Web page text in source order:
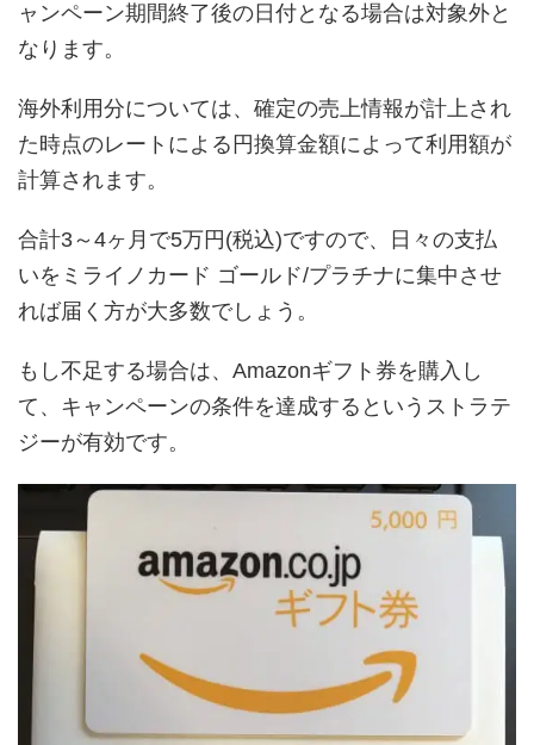
ャンペーン期間終了後の日付となる場合は対象外と
なります。
海外利用分については、確定の売上情報が計上され
た時点のレートによる円換算金額によって利用額が
計算されます。
合計3～4ヶ月で5万円(税込)ですので、日々の支払
いをミライノカード ゴールド/プラチナに集中させ
れば届く方が大多数でしょう。
もし不足する場合は、Amazonギフト券を購入し
て、キャンペーンの条件を達成するというストラテ
ジーが有効です。